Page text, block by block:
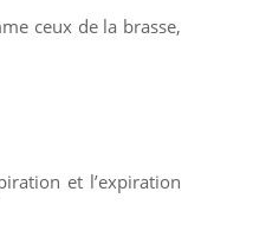
ceux de la brasse,
et l’expiration